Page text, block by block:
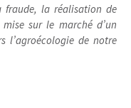
fraude, la réalisation de
sur le marché d’un
l’agroécologie de notre